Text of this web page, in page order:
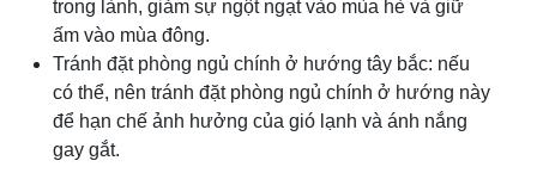
trong lành, giảm sự ngột ngạt vào mùa hè và giữ
ấm vào mùa đông.
Tránh đặt phòng ngủ chính ở hướng tây bắc: nếu
có thể, nên tránh đặt phòng ngủ chính ở hướng này
để hạn chế ảnh hưởng của gió lạnh và ánh nắng
gay gắt.